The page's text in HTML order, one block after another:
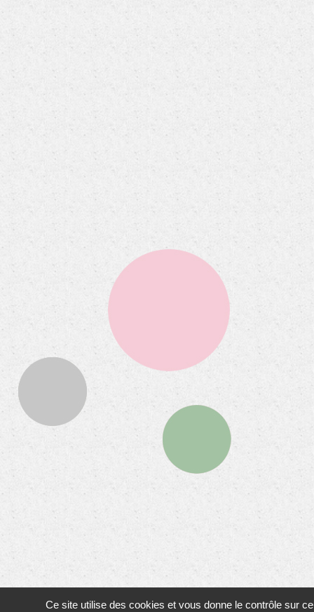
Ce site utilise des cookies et vous donne le contrôle sur